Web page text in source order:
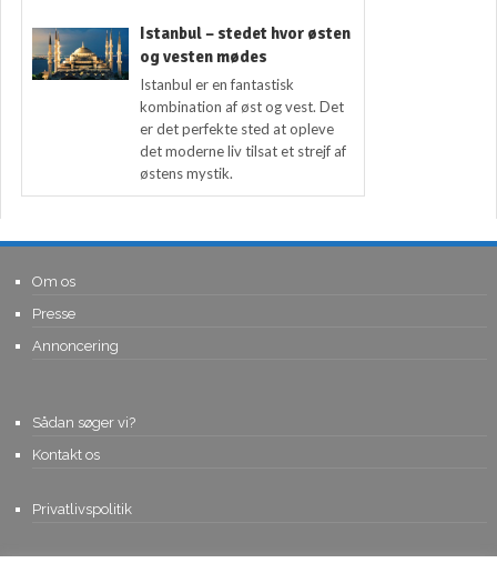
Istanbul – stedet hvor østen
og vesten mødes
Istanbul er en fantastisk
kombination af øst og vest. Det
er det perfekte sted at opleve
det moderne liv tilsat et strejf af
østens mystik.
Om os
Presse
Annoncering
Sådan søger vi?
Kontakt os
Privatlivspolitik